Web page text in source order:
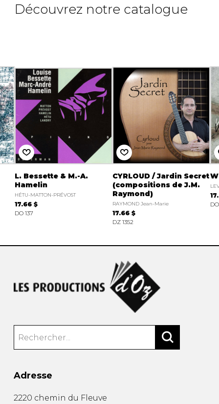
Découvrez notre catalogue
L. Bessette & M.-A.
Hamelin
HÉTU-MATTON-PRÉVOST
17.66 $
DO 137
CYRLOUD / Jardin Secret
(compositions de J.M.
Raymond)
RAYMOND Jean-Marie
17.66 $
DZ 1352
Adresse
2220 chemin du Fleuve